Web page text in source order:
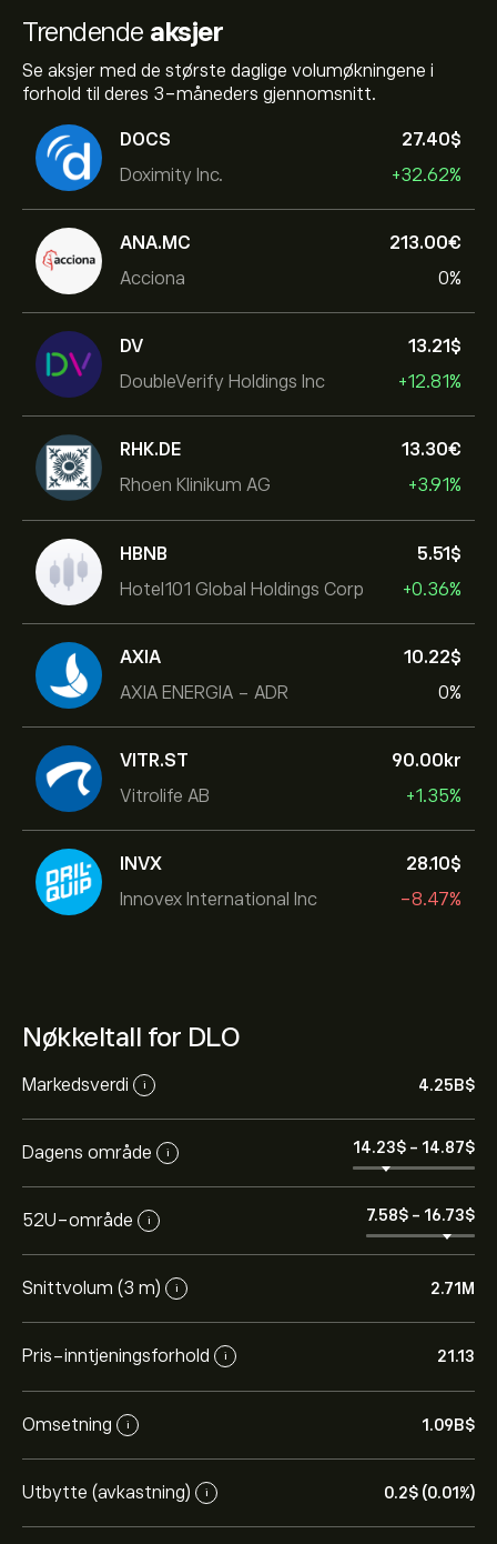
Trendende aksjer
Se aksjer med de største daglige volumøkningene i
forhold til deres 3-måneders gjennomsnitt.
DOCS
Doximity Inc.
27.40‎$‎
+32.62%
ANA.MC
Acciona
213.00‎€‎
0%
DV
DoubleVerify Holdings Inc
13.21‎$‎
+12.81%
RHK.DE
Rhoen Klinikum AG
13.30‎€‎
+3.91%
HBNB
Hotel101 Global Holdings Corp
5.51‎$‎
+0.36%
AXIA
AXIA ENERGIA - ADR
10.22‎$‎
0%
VITR.ST
Vitrolife AB
90.00‎kr‎
+1.35%
INVX
Innovex International Inc
28.10‎$‎
-8.47%
Nøkkeltall for DLO
Markedsverdi i 4.25B‎$‎
Dagens område i 14.23‎$‎ - 14.87‎$‎
52U-område i 7.58‎$‎ - 16.73‎$‎
Snittvolum (3 m) i 2.71M
Pris-inntjeningsforhold i 21.13
Omsetning i 1.09B‎$‎
Utbytte (avkastning) i 0.2‎$‎ (0.01%)